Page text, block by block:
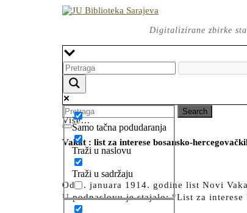
Skip
Digitalizirane zbirke
Više...
Samo tačna podudaranja
Traži u naslovu
Traži u sadržaju
Search
for:
Open
Button
CLOSE
BUTTON
Vakat : list za interese bosansko-
Od 2. januara 1914. godine list Novi
U podnaslovu je stajalo: “List za